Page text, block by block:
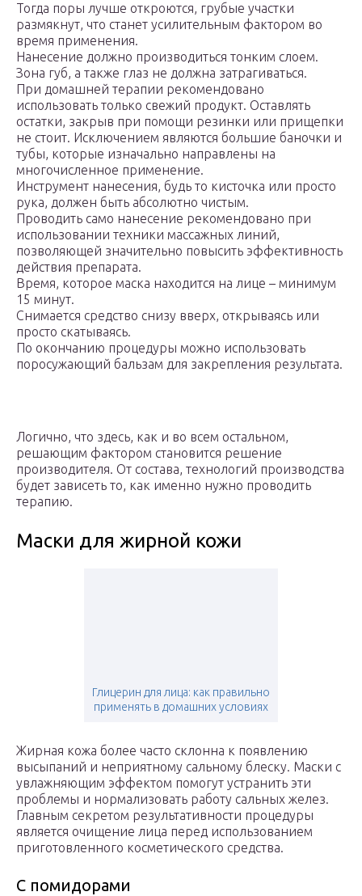
Тогда поры лучше откроются, грубые участки
размякнут, что станет усилительным фактором во
время применения.
Нанесение должно производиться тонким слоем.
Зона губ, а также глаз не должна затрагиваться.
При домашней терапии рекомендовано
использовать только свежий продукт. Оставлять
остатки, закрыв при помощи резинки или прищепки
не стоит. Исключением являются большие баночки и
тубы, которые изначально направлены на
многочисленное применение.
Инструмент нанесения, будь то кисточка или просто
рука, должен быть абсолютно чистым.
Проводить само нанесение рекомендовано при
использовании техники массажных линий,
позволяющей значительно повысить эффективность
действия препарата.
Время, которое маска находится на лице – минимум
15 минут.
Снимается средство снизу вверх, открываясь или
просто скатываясь.
По окончанию процедуры можно использовать
поросужающий бальзам для закрепления результата.
Логично, что здесь, как и во всем остальном,
решающим фактором становится решение
производителя. От состава, технологий производства
будет зависеть то, как именно нужно проводить
терапию.
Маски для жирной кожи
Глицерин для лица: как правильно
применять в домашних условиях
Жирная кожа более часто склонна к появлению
высыпаний и неприятному сальному блеску. Маски с
увлажняющим эффектом помогут устранить эти
проблемы и нормализовать работу сальных желез.
Главным секретом результативности процедуры
является очищение лица перед использованием
приготовленного косметического средства.
С помидорами